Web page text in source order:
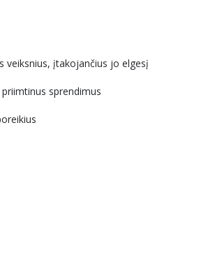
veiksnius, įtakojančius jo elgesį
sprendimus